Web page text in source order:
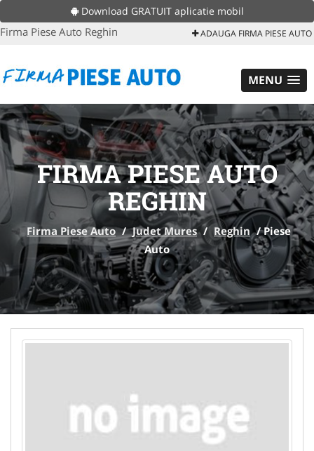
Download GRATUIT aplicatie mobil
Firma Piese Auto Reghin ADAUGA FIRMA PIESE AUTO
MENU
FIRMA PIESE AUTO
REGHIN
Firma Piese Auto / Judet Mures / Reghin /Piese
Auto